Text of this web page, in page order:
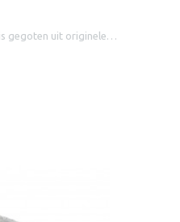
gegoten uit originele…